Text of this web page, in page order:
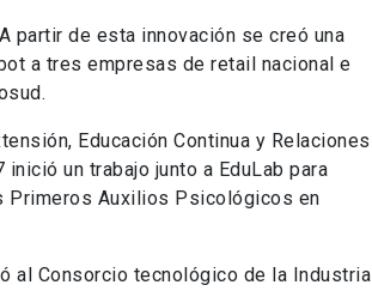
partir de esta innovación se creó una
a tres empresas de retail nacional e
Educación Continua y Relaciones
un trabajo junto a EduLab para
Primeros Auxilios Psicológicos en
al Consorcio tecnológico de la Industria